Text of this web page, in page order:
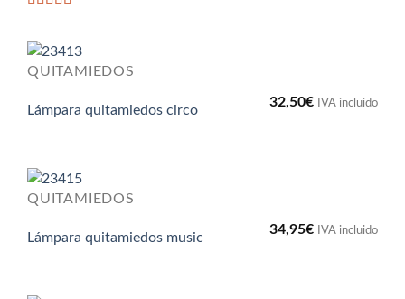
QUITAMIEDOS
Lámpara quitamiedos circo
32,50€ IVA incluido
QUITAMIEDOS
Lámpara quitamiedos music
34,95€ IVA incluido